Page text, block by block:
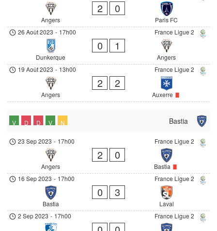
Angers
2 0
Paris FC
France Ligue 2
26 Août 2023 - 17h00
Dunkerque
0 1
Angers
France Ligue 2
19 Août 2023 - 13h00
Angers
2 2
Auxerre
Bastia
V D D V N
France Ligue 2
23 Sep 2023 - 17h00
Angers
2 0
Bastia
France Ligue 2
16 Sep 2023 - 17h00
Bastia
0 3
Laval
France Ligue 2
2 Sep 2023 - 17h00